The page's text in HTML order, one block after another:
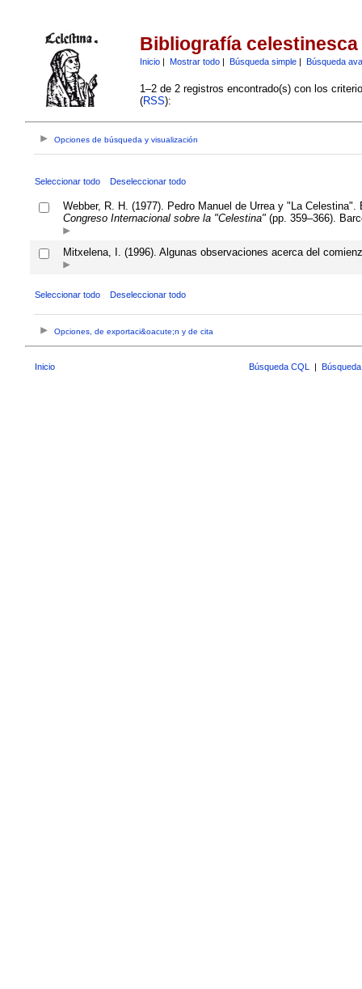
Bibliografía celestinesca
Inicio| Mostrar todo| Búsqueda simple| Búsqueda
1–2 de 2 registros encontrado(s) con los
(RSS):
Opciones de búsqueda y visualización
Seleccionar todo Deseleccionar todo
Webber, R. H. (1977). Pedro Manuel de Urrea y "La
Congreso Internacional sobre la "Celestina"(pp. 359–366).
Mitxelena, I. (1996). Algunas observaciones acerca del
Seleccionar todo Deseleccionar todo
Opciones, de exportaci&oacute;n y de cita
Inicio Búsqueda CQL |